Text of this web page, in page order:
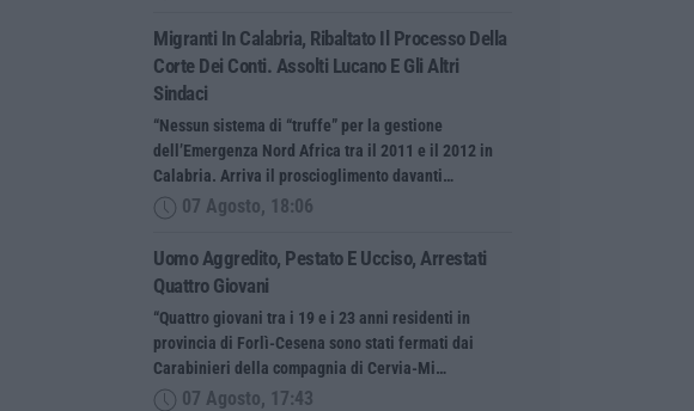
Migranti In Calabria, Ribaltato Il Processo Della
Corte Dei Conti. Assolti Lucano E Gli Altri
Sindaci
“Nessun sistema di “truffe” per la gestione
dell’Emergenza Nord Africa tra il 2011 e il 2012 in
Calabria. Arriva il proscioglimento davanti…
07 Agosto, 18:06
Uomo Aggredito, Pestato E Ucciso, Arrestati
Quattro Giovani
“Quattro giovani tra i 19 e i 23 anni residenti in
provincia di Forlì-Cesena sono stati fermati dai
Carabinieri della compagnia di Cervia-Mi…
07 Agosto, 17:43